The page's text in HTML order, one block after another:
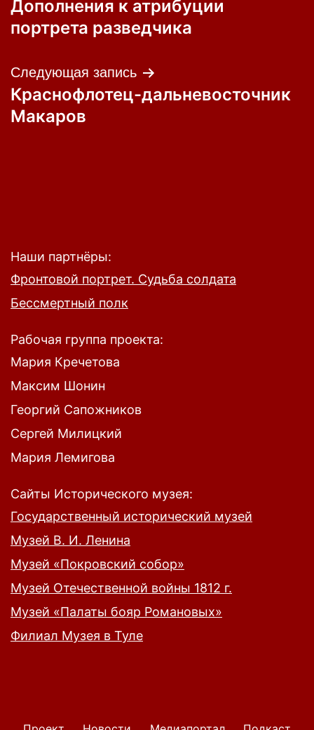
по
Дополнения к атрибуции
портрета разведчика
Следующая запись
Краснофлотец-дальневосточник
Макаров
Наши партнёры:
Фронтовой портрет. Судьба солдата
Бессмертный полк
Рабочая группа проекта:
Мария Кречетова
Максим Шонин
Георгий Сапожников
Сергей Милицкий
Мария Лемигова
Сайты Исторического музея:
Государственный исторический музей
Музей В. И. Ленина
Музей «Покровский собор»
Музей Отечественной войны 1812 г.
Музей «Палаты бояр Романовых»
Филиал Музея в Туле